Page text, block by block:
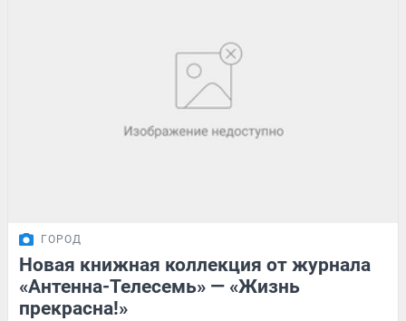
ГОРОД
Новая книжная коллекция от журнала
«Антенна-Телесемь» — «Жизнь
прекрасна!»